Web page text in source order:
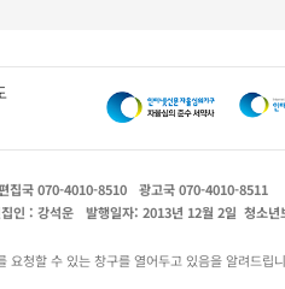
집국 070-4010-8510
광고국 070-4010-8511
인 : 강석운 발행일자: 2013년 12월 2일 청소년
요청할 수 있는 창구를 열어두고 있음을 알려드립